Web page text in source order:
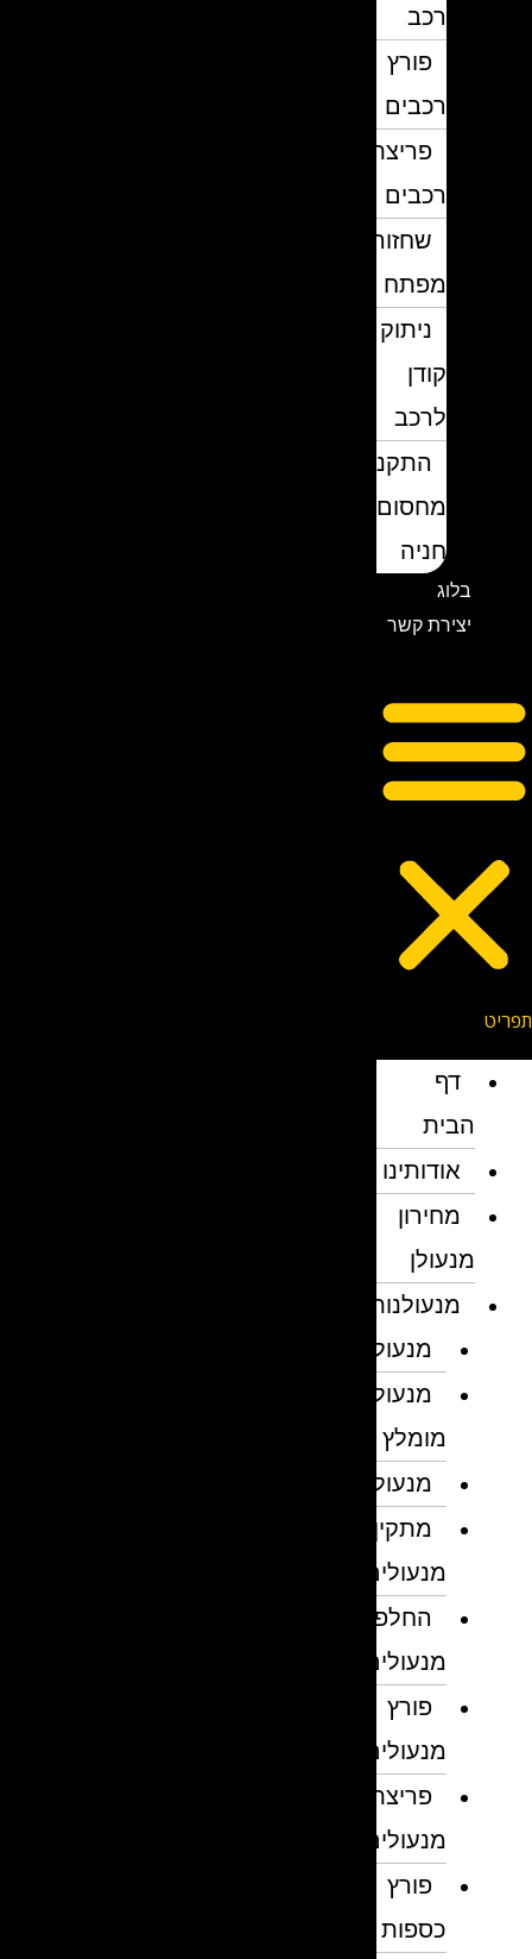
פורץ
רכבים
פריצת
רכבים
שחזור
מפתח
ניתוק
לרכב
התקנת
מחסום
חניה
יצירת קשר
דף
הבית
אודותינו
מחירון
מנעולן
מנעולנות
מנעולן
מנעולן
מומלץ
מנעולנים
מתקין
מנעולים
החלפת
מנעולים
פורץ
מנעולים
פריצת
מנעולים
פורץ
כספות